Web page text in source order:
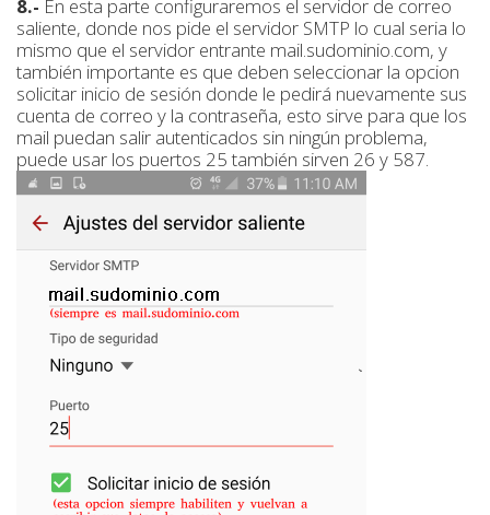
8.- En esta parte configuraremos el servidor de correo
saliente, donde nos pide el servidor SMTP lo cual seria lo
mismo que el servidor entrante mail.sudominio.com, y
también importante es que deben seleccionar la opcion
solicitar inicio de sesión donde le pedirá nuevamente sus
cuenta de correo y la contraseña, esto sirve para que los
mail puedan salir autenticados sin ningún problema,
puede usar los puertos 25 también sirven 26 y 587.